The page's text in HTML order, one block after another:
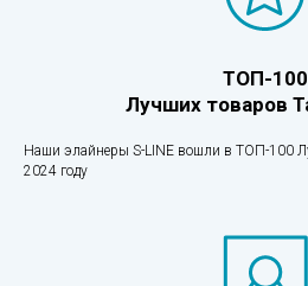
ТОП-100
Лучших товаров
Наши элайнеры S-LINE вошли в ТОП-100
2024 году